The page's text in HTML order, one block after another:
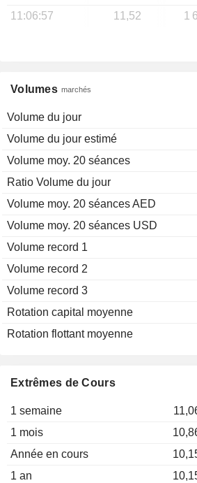
Volumes marchés
Volume du jour
Volume du jour estimé
Volume moy. 20 séances
Ratio Volume du jour
Volume moy. 20 séances AED
Volume moy. 20 séances USD
Volume record 1
Volume record 2
Volume record 3
Rotation capital moyenne
Rotation flottant moyenne
11:06:57
11,52 1
Extrêmes de Cours
1 semaine
1 mois
Année en cours
1 an